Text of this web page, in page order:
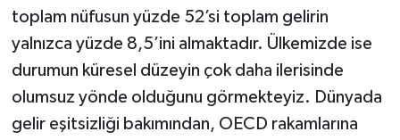
toplam nüfusun yüzde 52’si toplam gelirin
yalnızca yüzde 8,5’ini almaktadır. Ülkemizde ise
durumun küresel düzeyin çok daha ilerisinde
olumsuz yönde olduğunu görmekteyiz. Dünyada
gelir eşitsizliği bakımından, OECD rakamlarına